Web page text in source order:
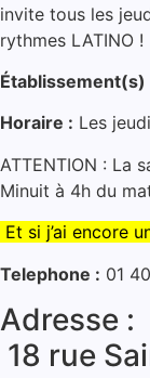
invite tous les
rythmes LATINO !
Établissement(s)
Horaire : Les
ATTENTION : La
Minuit à 4h du
Et si j’ai encore
Telephone : 01
Adresse :
18 rue